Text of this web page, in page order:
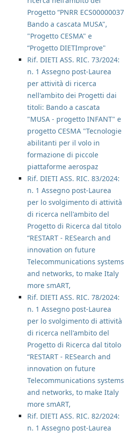
Progetto “PNRR ECS00000037
Bando a cascata MUSA",
"Progetto CESMA" e
“Progetto DIETImprove"
Rif. DIETI ASS. RIC. 73/2024:
n. 1 Assegno post-Laurea
per attività di ricerca
nell'ambito dei Progetti dai
titoli: Bando a cascata
"MUSA - progetto INFANT" e
progetto CESMA "Tecnologie
abilitanti per il volo in
formazione di piccole
piattaforme aerospaz
Rif. DIETI ASS. RIC. 83/2024:
n. 1 Assegno post-Laurea
per lo svolgimento di attività
di ricerca nell'ambito del
Progetto di Ricerca dal titolo
“RESTART - RESearch and
innovation on future
Telecommunications systems
and networks, to make Italy
more smART,
Rif. DIETI ASS. RIC. 78/2024:
n. 1 Assegno post-Laurea
per lo svolgimento di attività
di ricerca nell'ambito del
Progetto di Ricerca dal titolo
“RESTART - RESearch and
innovation on future
Telecommunications systems
and networks, to make Italy
more smART,
Rif. DIETI ASS. RIC. 82/2024:
n. 1 Assegno post-Laurea